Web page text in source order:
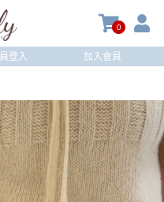
0
登入 加入會員